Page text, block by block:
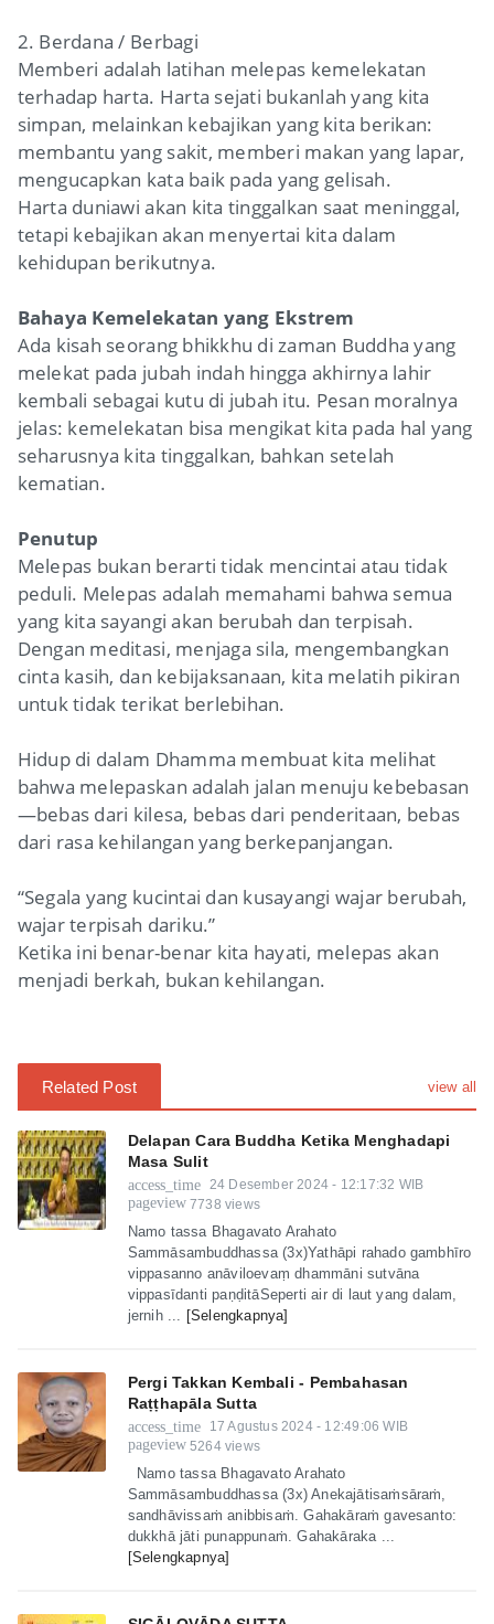
2. Berdana / Berbagi
Memberi adalah latihan melepas kemelekatan
terhadap harta. Harta sejati bukanlah yang kita
simpan, melainkan kebajikan yang kita berikan:
membantu yang sakit, memberi makan yang lapar,
mengucapkan kata baik pada yang gelisah.
Harta duniawi akan kita tinggalkan saat meninggal,
tetapi kebajikan akan menyertai kita dalam
kehidupan berikutnya.
Bahaya Kemelekatan yang Ekstrem
Ada kisah seorang bhikkhu di zaman Buddha yang
melekat pada jubah indah hingga akhirnya lahir
kembali sebagai kutu di jubah itu. Pesan moralnya
jelas: kemelekatan bisa mengikat kita pada hal yang
seharusnya kita tinggalkan, bahkan setelah
kematian.
Penutup
Melepas bukan berarti tidak mencintai atau tidak
peduli. Melepas adalah memahami bahwa semua
yang kita sayangi akan berubah dan terpisah.
Dengan meditasi, menjaga sila, mengembangkan
cinta kasih, dan kebijaksanaan, kita melatih pikiran
untuk tidak terikat berlebihan.
Hidup di dalam Dhamma membuat kita melihat
bahwa melepaskan adalah jalan menuju kebebasan
—bebas dari kilesa, bebas dari penderitaan, bebas
dari rasa kehilangan yang berkepanjangan.
“Segala yang kucintai dan kusayangi wajar berubah,
wajar terpisah dariku.”
Ketika ini benar-benar kita hayati, melepas akan
menjadi berkah, bukan kehilangan.
Related Post view all
Delapan Cara Buddha Ketika Menghadapi
Masa Sulit
access_time 24 Desember 2024 - 12:17:32 WIB
pageview7738 views
Namo tassa Bhagavato Arahato
Sammāsambuddhassa (3x)Yathāpi rahado gambhīro
vippasanno anāviloevaṃ dhammāni sutvāna
vippasīdanti paṇḍitāSeperti air di laut yang dalam,
jernih ...
[Selengkapnya]
Pergi Takkan Kembali - Pembahasan
Raṭṭhapāla Sutta
access_time
17 Agustus 2024 - 12:49:06 WIB
pageview5264 views
Namo tassa Bhagavato Arahato
Sammāsambuddhassa (3x) Anekajātisaṁsāraṁ,
sandhāvissaṁ anibbisaṁ. Gahakāraṁ gavesanto:
dukkhā jāti punappunaṁ. Gahakāraka ...
[Selengkapnya]